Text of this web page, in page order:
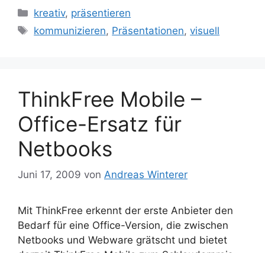
Kategorien
kreativ, präsentieren
Schlagwörter
kommunizieren, Präsentationen,visuell
ThinkFree Mobile –
Office-Ersatz für
Netbooks
Juni 17, 2009 von Andreas Winterer
Mit ThinkFree erkennt der erste Anbieter den
Bedarf für eine Office-Version, die zwischen
Netbooks und Webware grätscht und bietet